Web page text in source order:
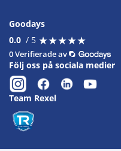
Goodays
0.0 / 5 ★★★★★
★★★★★
0 Verifierade av
Följ oss på sociala medier
Team Rexel